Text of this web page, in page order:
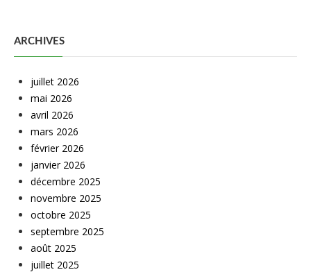
ARCHIVES
juillet 2026
mai 2026
avril 2026
mars 2026
février 2026
janvier 2026
décembre 2025
novembre 2025
octobre 2025
septembre 2025
août 2025
juillet 2025